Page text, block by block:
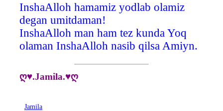
InshaAlloh hamamiz yodlab olamiz
degan umitdaman!
InshaAlloh man ham tez kunda Yoq
olaman InshaAlloh nasib qilsa Amiyn.
ღ♥.Jamila.♥ღ
Jamila